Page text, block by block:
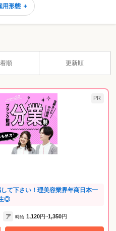
用形態 ＋
順 更新順
PR
て下さい！理美容業界年商日本一
◎
ア 時給 1,120円~1,350円